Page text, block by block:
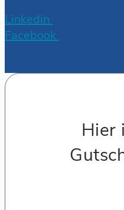
Linkedin
Facebook
Hier